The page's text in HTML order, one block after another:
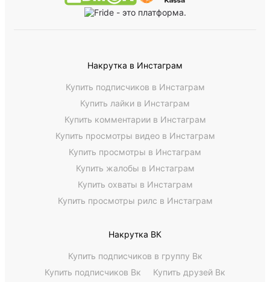
Накрутка в Инстаграм
Купить подписчиков в Инстаграм
Купить лайки в Инстаграм
Купить комментарии в Инстаграм
Купить просмотры видео в Инстаграм
Купить просмотры в Инстаграм
Купить жалобы в Инстаграм
Купить охваты в Инстаграм
Купить просмотры рилс в Инстаграм
Накрутка ВК
Купить подписчиков в группу Вк
Купить подписчиков Вк
Купить друзей Вк